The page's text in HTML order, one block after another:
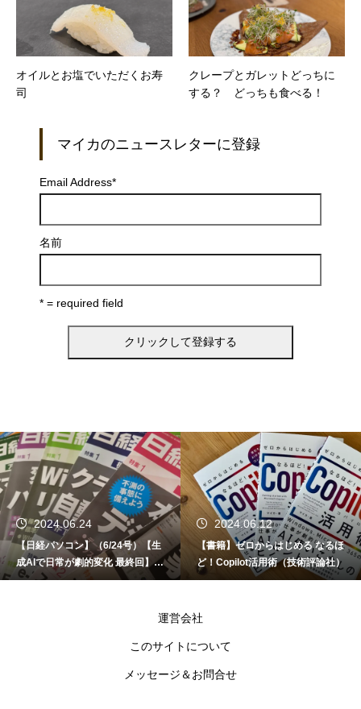
オイルとお塩でいただくお寿
司
クレープとガレットどっちに
する？ どっちも食べる！
マイカのニュースレターに登録
Email Address*
名前
* = required field
2024.06.24
【日経パソコン】（6/24号）【生
成AIで日常が劇的変化 最終回】 A
I時代のアプリケーション／サービ
2024.06.12
【書籍】ゼロからはじめる なるほ
ど！Copilot活用術（技術評論社）
運営会社
このサイトについて
メッセージ＆お問合せ